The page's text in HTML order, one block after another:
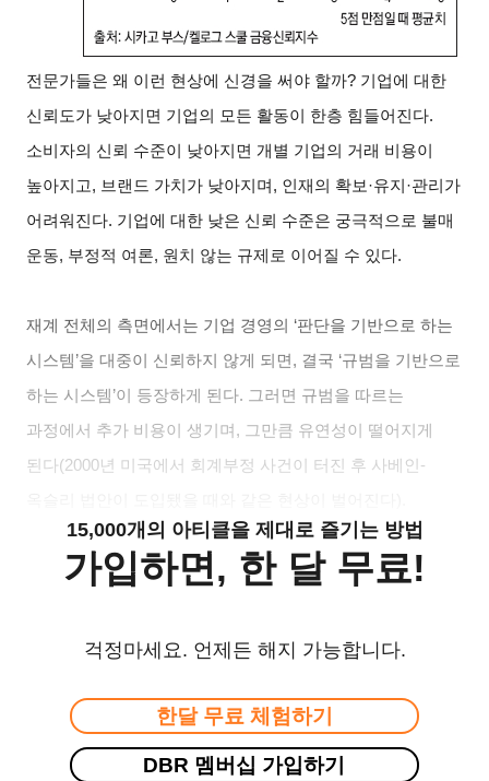
전문가들은 왜 이런 현상에 신경을 써야 할까? 기업에 대한
신뢰도가 낮아지면 기업의 모든 활동이 한층 힘들어진다.
소비자의 신뢰 수준이 낮아지면 개별 기업의 거래 비용이
높아지고, 브랜드 가치가 낮아지며, 인재의 확보·유지·관리가
어려워진다. 기업에 대한 낮은 신뢰 수준은 궁극적으로 불매
운동, 부정적 여론, 원치 않는 규제로 이어질 수 있다.
재계 전체의 측면에서는 기업 경영의 ‘판단을 기반으로 하는
시스템’을 대중이 신뢰하지 않게 되면, 결국 ‘규범을 기반으로
하는 시스템’이 등장하게 된다. 그러면 규범을 따르는
과정에서 추가 비용이 생기며, 그만큼 유연성이 떨어지게
된다(2000년 미국에서 회계부정 사건이 터진 후 사베인-
15,000개의 아티클을 제대로 즐기는 방법
가입하면, 한 달 무료!
걱정마세요. 언제든 해지 가능합니다.
한달 무료 체험하기
DBR 멤버십 가입하기